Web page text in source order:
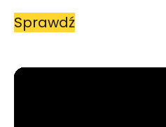
Sprawdź